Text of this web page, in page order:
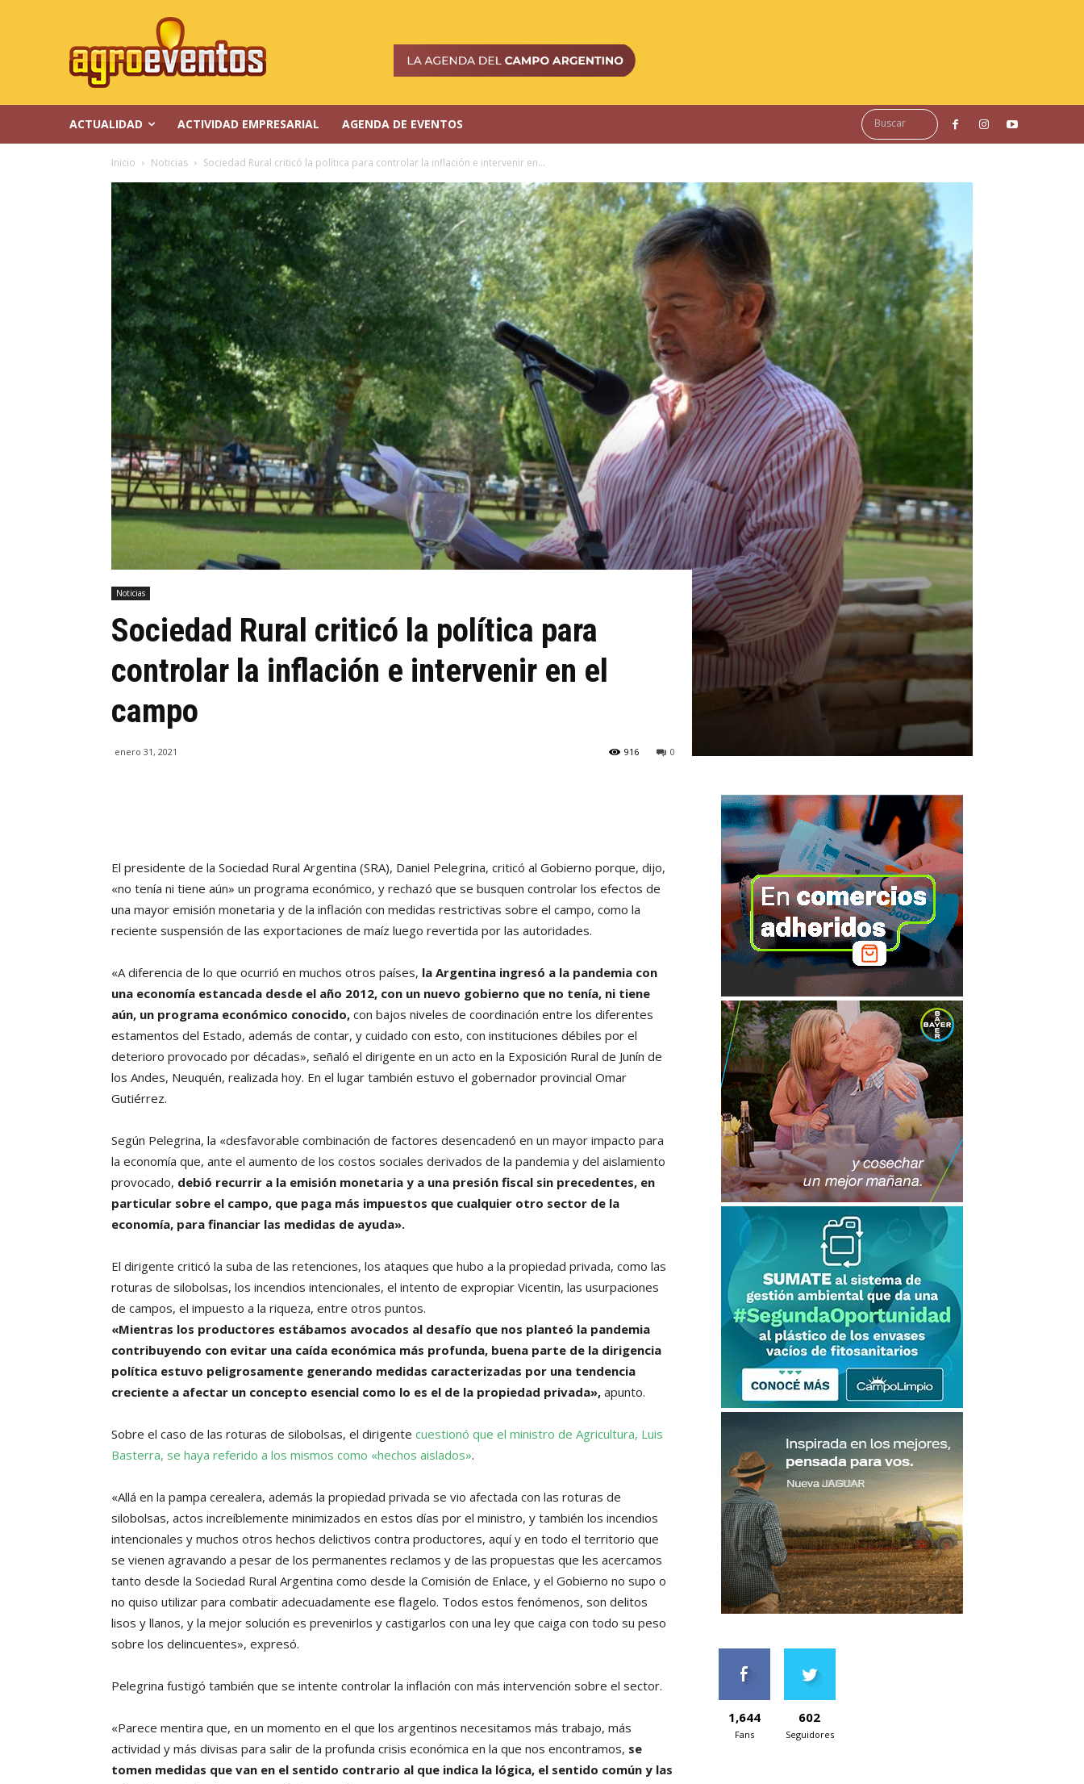
ACTUALIDAD ACTIVIDAD EMPRESARIAL AGENDA DE EVENTOS Buscar
Inicio Noticias Sociedad Rural criticó la política para controlar la inflación e intervenir en...
Noticias
Sociedad Rural criticó la política para
controlar la inflación e intervenir en el
campo
enero 31, 2021 0
916
El presidente de la Sociedad Rural Argentina (SRA), Daniel Pelegrina, criticó al Gobierno porque, dijo,
«no tenía ni tiene aún» un programa económico, y rechazó que se busquen controlar los efectos de
una mayor emisión monetaria y de la inflación con medidas restrictivas sobre el campo, como la
reciente suspensión de las exportaciones de maíz luego revertida por las autoridades.
«A diferencia de lo que ocurrió en muchos otros países, la Argentina ingresó a la pandemia con
una economía estancada desde el año 2012, con un nuevo gobierno que no tenía, ni tiene
aún, un programa económico conocido, con bajos niveles de coordinación entre los diferentes
estamentos del Estado, además de contar, y cuidado con esto, con instituciones débiles por el
deterioro provocado por décadas», señaló el dirigente en un acto en la Exposición Rural de Junín de
los Andes, Neuquén, realizada hoy. En el lugar también estuvo el gobernador provincial Omar
Gutiérrez.
Según Pelegrina, la «desfavorable combinación de factores desencadenó en un mayor impacto para
la economía que, ante el aumento de los costos sociales derivados de la pandemia y del aislamiento
provocado, debió recurrir a la emisión monetaria y a una presión fiscal sin precedentes, en
particular sobre el campo, que paga más impuestos que cualquier otro sector de la
economía, para financiar las medidas de ayuda».
El dirigente criticó la suba de las retenciones, los ataques que hubo a la propiedad privada, como las
roturas de silobolsas, los incendios intencionales, el intento de expropiar Vicentin, las usurpaciones
de campos, el impuesto a la riqueza, entre otros puntos.
«Mientras los productores estábamos avocados al desafío que nos planteó la pandemia
contribuyendo con evitar una caída económica más profunda, buena parte de la dirigencia
política estuvo peligrosamente generando medidas caracterizadas por una tendencia
creciente a afectar un concepto esencial como lo es el de la propiedad privada», apunto.
Sobre el caso de las roturas de silobolsas, el dirigente cuestionó que el ministro de Agricultura, Luis
Basterra, se haya referido a los mismos como «hechos aislados».
«Allá en la pampa cerealera, además la propiedad privada se vio afectada con las roturas de
silobolsas, actos increíblemente minimizados en estos días por el ministro, y también los incendios
intencionales y muchos otros hechos delictivos contra productores, aquí y en todo el territorio que
se vienen agravando a pesar de los permanentes reclamos y de las propuestas que les acercamos
tanto desde la Sociedad Rural Argentina como desde la Comisión de Enlace, y el Gobierno no supo o
no quiso utilizar para combatir adecuadamente ese flagelo. Todos estos fenómenos, son delitos
lisos y llanos, y la mejor solución es prevenirlos y castigarlos con una ley que caiga con todo su peso
sobre los delincuentes», expresó.
Pelegrina fustigó también que se intente controlar la inflación con más intervención sobre el sector.
«Parece mentira que, en un momento en el que los argentinos necesitamos más trabajo, más
actividad y más divisas para salir de la profunda crisis económica en la que nos encontramos, se
tomen medidas que van en el sentido contrario al que indica la lógica, el sentido común y las
1,644
Fans
602
Seguidores